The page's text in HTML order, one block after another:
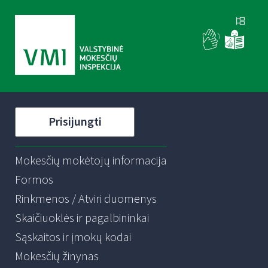
Prisijungti
Mokesčių mokėtojų informacija
Formos
Rinkmenos / Atviri duomenys
Skaičiuoklės ir pagalbininkai
Sąskaitos ir įmokų kodai
Mokesčių žinynas